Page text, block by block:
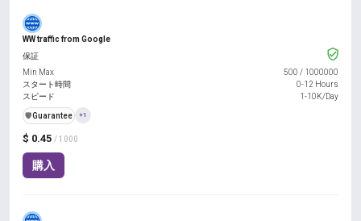
WW traffic from Google
$ 0.45 / 1000
購入
保証
Min Max
500 / 1000000
スタート時間
0-12 Hours
スピード
1-10K/Day
️🛡️Guarantee +1